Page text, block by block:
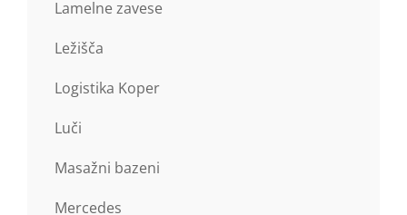
Lamelne zavese
Ležišča
Logistika Koper
Luči
Masažni bazeni
Mercedes